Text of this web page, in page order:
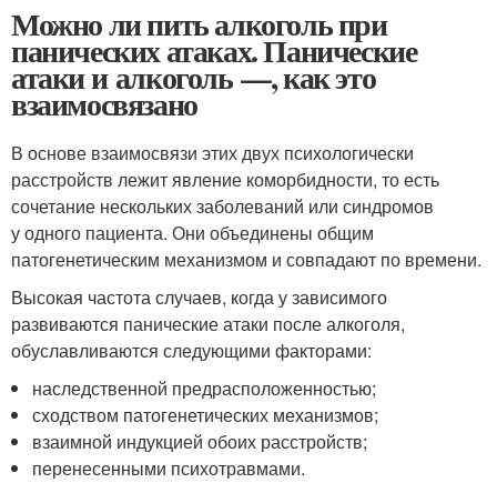
Можно ли пить алкоголь при
панических атаках. Панические
атаки и алкоголь —, как это
взаимосвязано
В основе взаимосвязи этих двух психологически
расстройств лежит явление коморбидности, то есть
сочетание нескольких заболеваний или синдромов
у одного пациента. Они объединены общим
патогенетическим механизмом и совпадают по времени.
Высокая частота случаев, когда у зависимого
развиваются панические атаки после алкоголя,
обуславливаются следующими факторами:
наследственной предрасположенностью;
сходством патогенетических механизмов;
взаимной индукцией обоих расстройств;
перенесенными психотравмами.